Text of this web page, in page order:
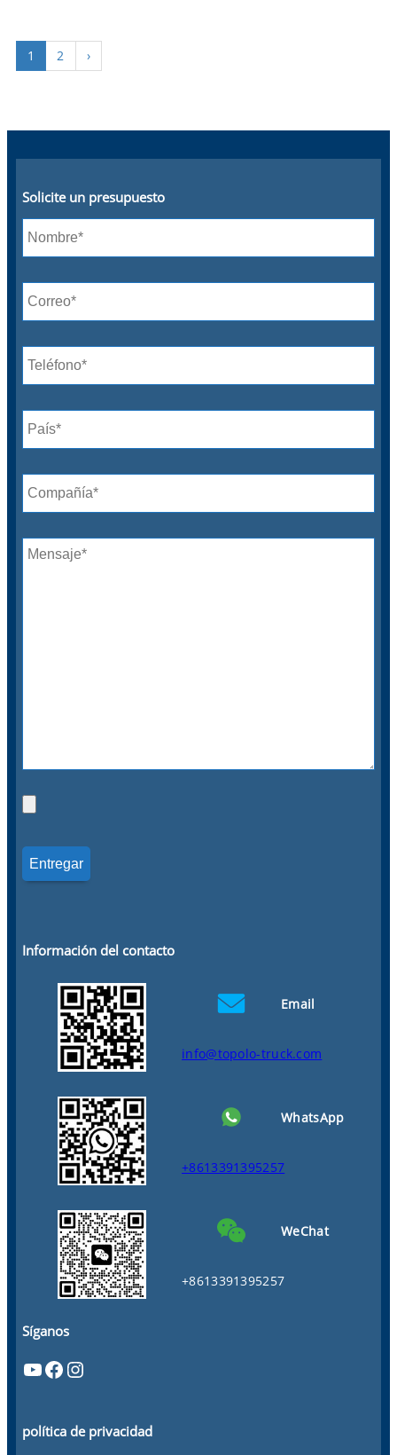
1 2 ›
Solicite un presupuesto
Información del contacto
Email
info@topolo-truck.com
WhatsApp
+8613391395257
WeChat
+8613391395257
Síganos
YouTube Facebook Instagram
política de privacidad